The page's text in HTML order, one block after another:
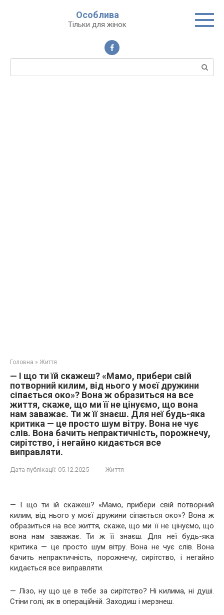
Особлива
Тільки для жінок
Пошук:
Головна » Життя
— І що ти їй скажеш? «Мамо, прибери свій
потворний килим, від нього у моєї дружини
сіпається око»? Вона ж образиться на все
життя, скаже, що ми її не цінуємо, що вона
нам заважає. Ти ж її знаєш. Для неї будь-яка
критика — це просто шум вітру. Вона не чує
слів. Вона бачить непрактичність, порожнечу,
сирітство, і негайно кидається все
виправляти.
Дата публікації: 05.12.2025 Життя
— І що ти їй скажеш? «Мамо, прибери свій потворний
килим, від нього у моєї дружини сіпається око»? Вона ж
образиться на все життя, скаже, що ми її не цінуємо, що
вона нам заважає. Ти ж її знаєш. Для неї будь-яка
критика — це просто шум вітру. Вона не чує слів. Вона
бачить непрактичність, порожнечу, сирітство, і негайно
кидається все виправляти.
— Лізо, ну що це в тебе за сирітство? Ні килима, ні душі.
Стіни голі, як в операційній. Заходиш і мерзнеш.